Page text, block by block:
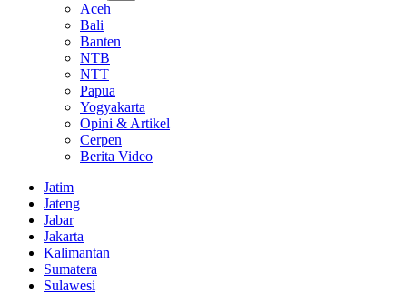
Aceh
Bali
Banten
NTB
NTT
Papua
Yogyakarta
Opini & Artikel
Cerpen
Berita Video
Jatim
Jateng
Jabar
Jakarta
Kalimantan
Sumatera
Sulawesi